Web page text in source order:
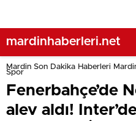
mardinhaberleri.net
Mardin Son Dakika Haberleri
Spor
Fenerbahçe’de
alev aldı!